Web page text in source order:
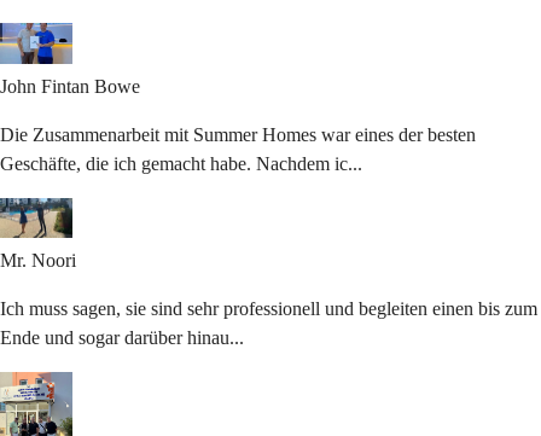
John Fintan Bowe
Die Zusammenarbeit mit Summer Homes war eines der besten
Geschäfte, die ich gemacht habe. Nachdem ic...
Mr. Noori
Ich muss sagen, sie sind sehr professionell und begleiten einen bis zum
Ende und sogar darüber hinau...